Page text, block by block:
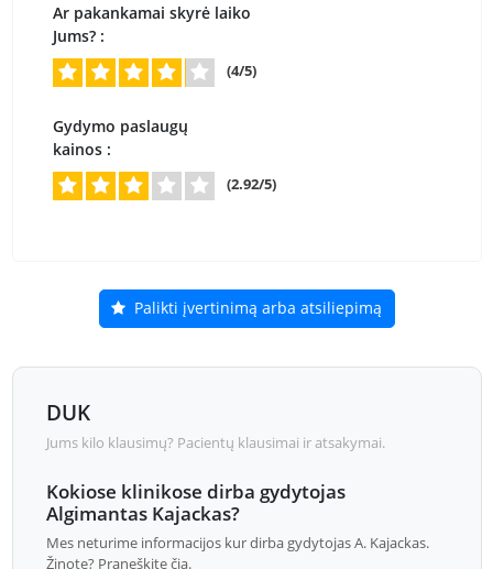
Ar pakankamai skyrė laiko
Jums? :
(4/5)
Gydymo paslaugų
kainos :
(2.92/5)
Palikti įvertinimą arba atsiliepimą
DUK
Jums kilo klausimų? Pacientų klausimai ir atsakymai.
Kokiose klinikose dirba gydytojas
Algimantas Kajackas?
Mes neturime informacijos kur dirba gydytojas A. Kajackas.
Žinote? Praneškite čia.